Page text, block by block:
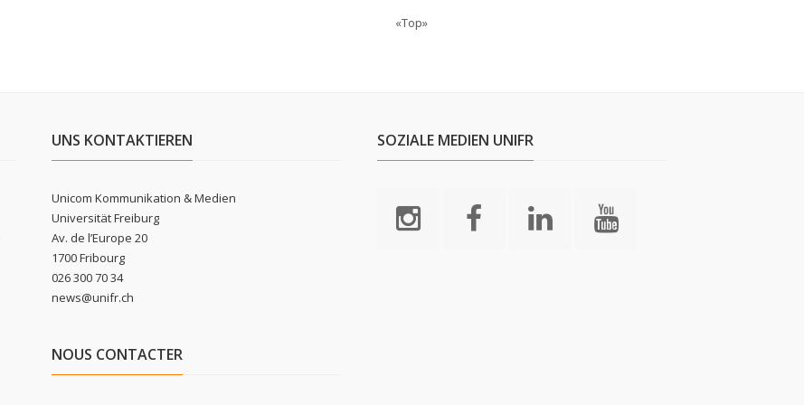
«Top»
UNS KONTAKTIEREN
Unicom Kommunikation & Medien
Universität Freiburg
Av. de l’Europe 20
1700 Fribourg
026 300 70 34
news@unifr.ch
NOUS CONTACTER
SOZIALE MEDIEN UNIFR